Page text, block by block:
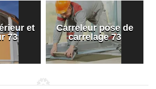
et
73
Carreleur pose de
carrelage 73